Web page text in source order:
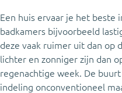
Een huis ervaar je het beste
badkamers bijvoorbeeld
deze vaak ruimer uit dan op
lichter en zonniger zijn dan
regenachtige week. De
indeling onconventioneel